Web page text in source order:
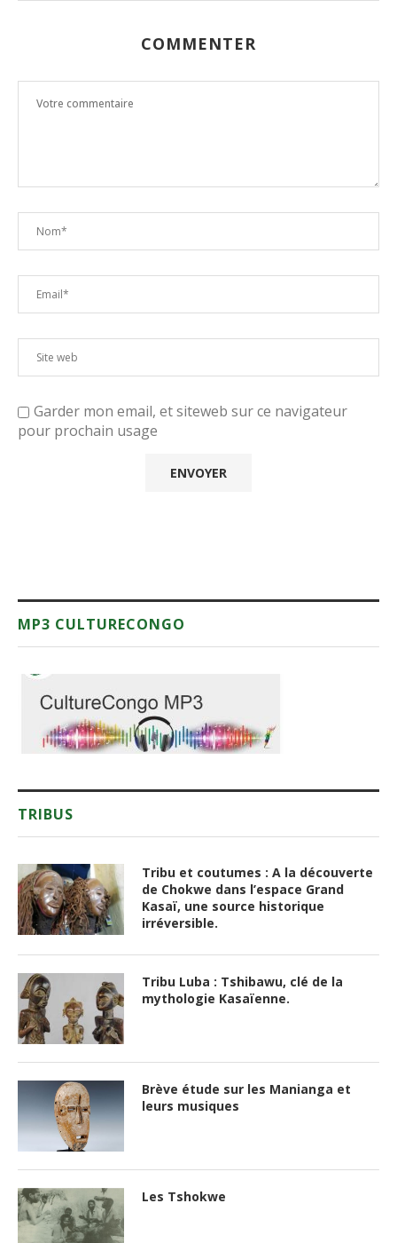
COMMENTER
Garder mon email, et siteweb sur ce navigateur
pour prochain usage
MP3 CULTURECONGO
TRIBUS
Tribu et coutumes : A la découverte
de Chokwe dans l’espace Grand
Kasaï, une source historique
irréversible.
Tribu Luba : Tshibawu, clé de la
mythologie Kasaïenne.
Brève étude sur les Manianga et
leurs musiques
Les Tshokwe